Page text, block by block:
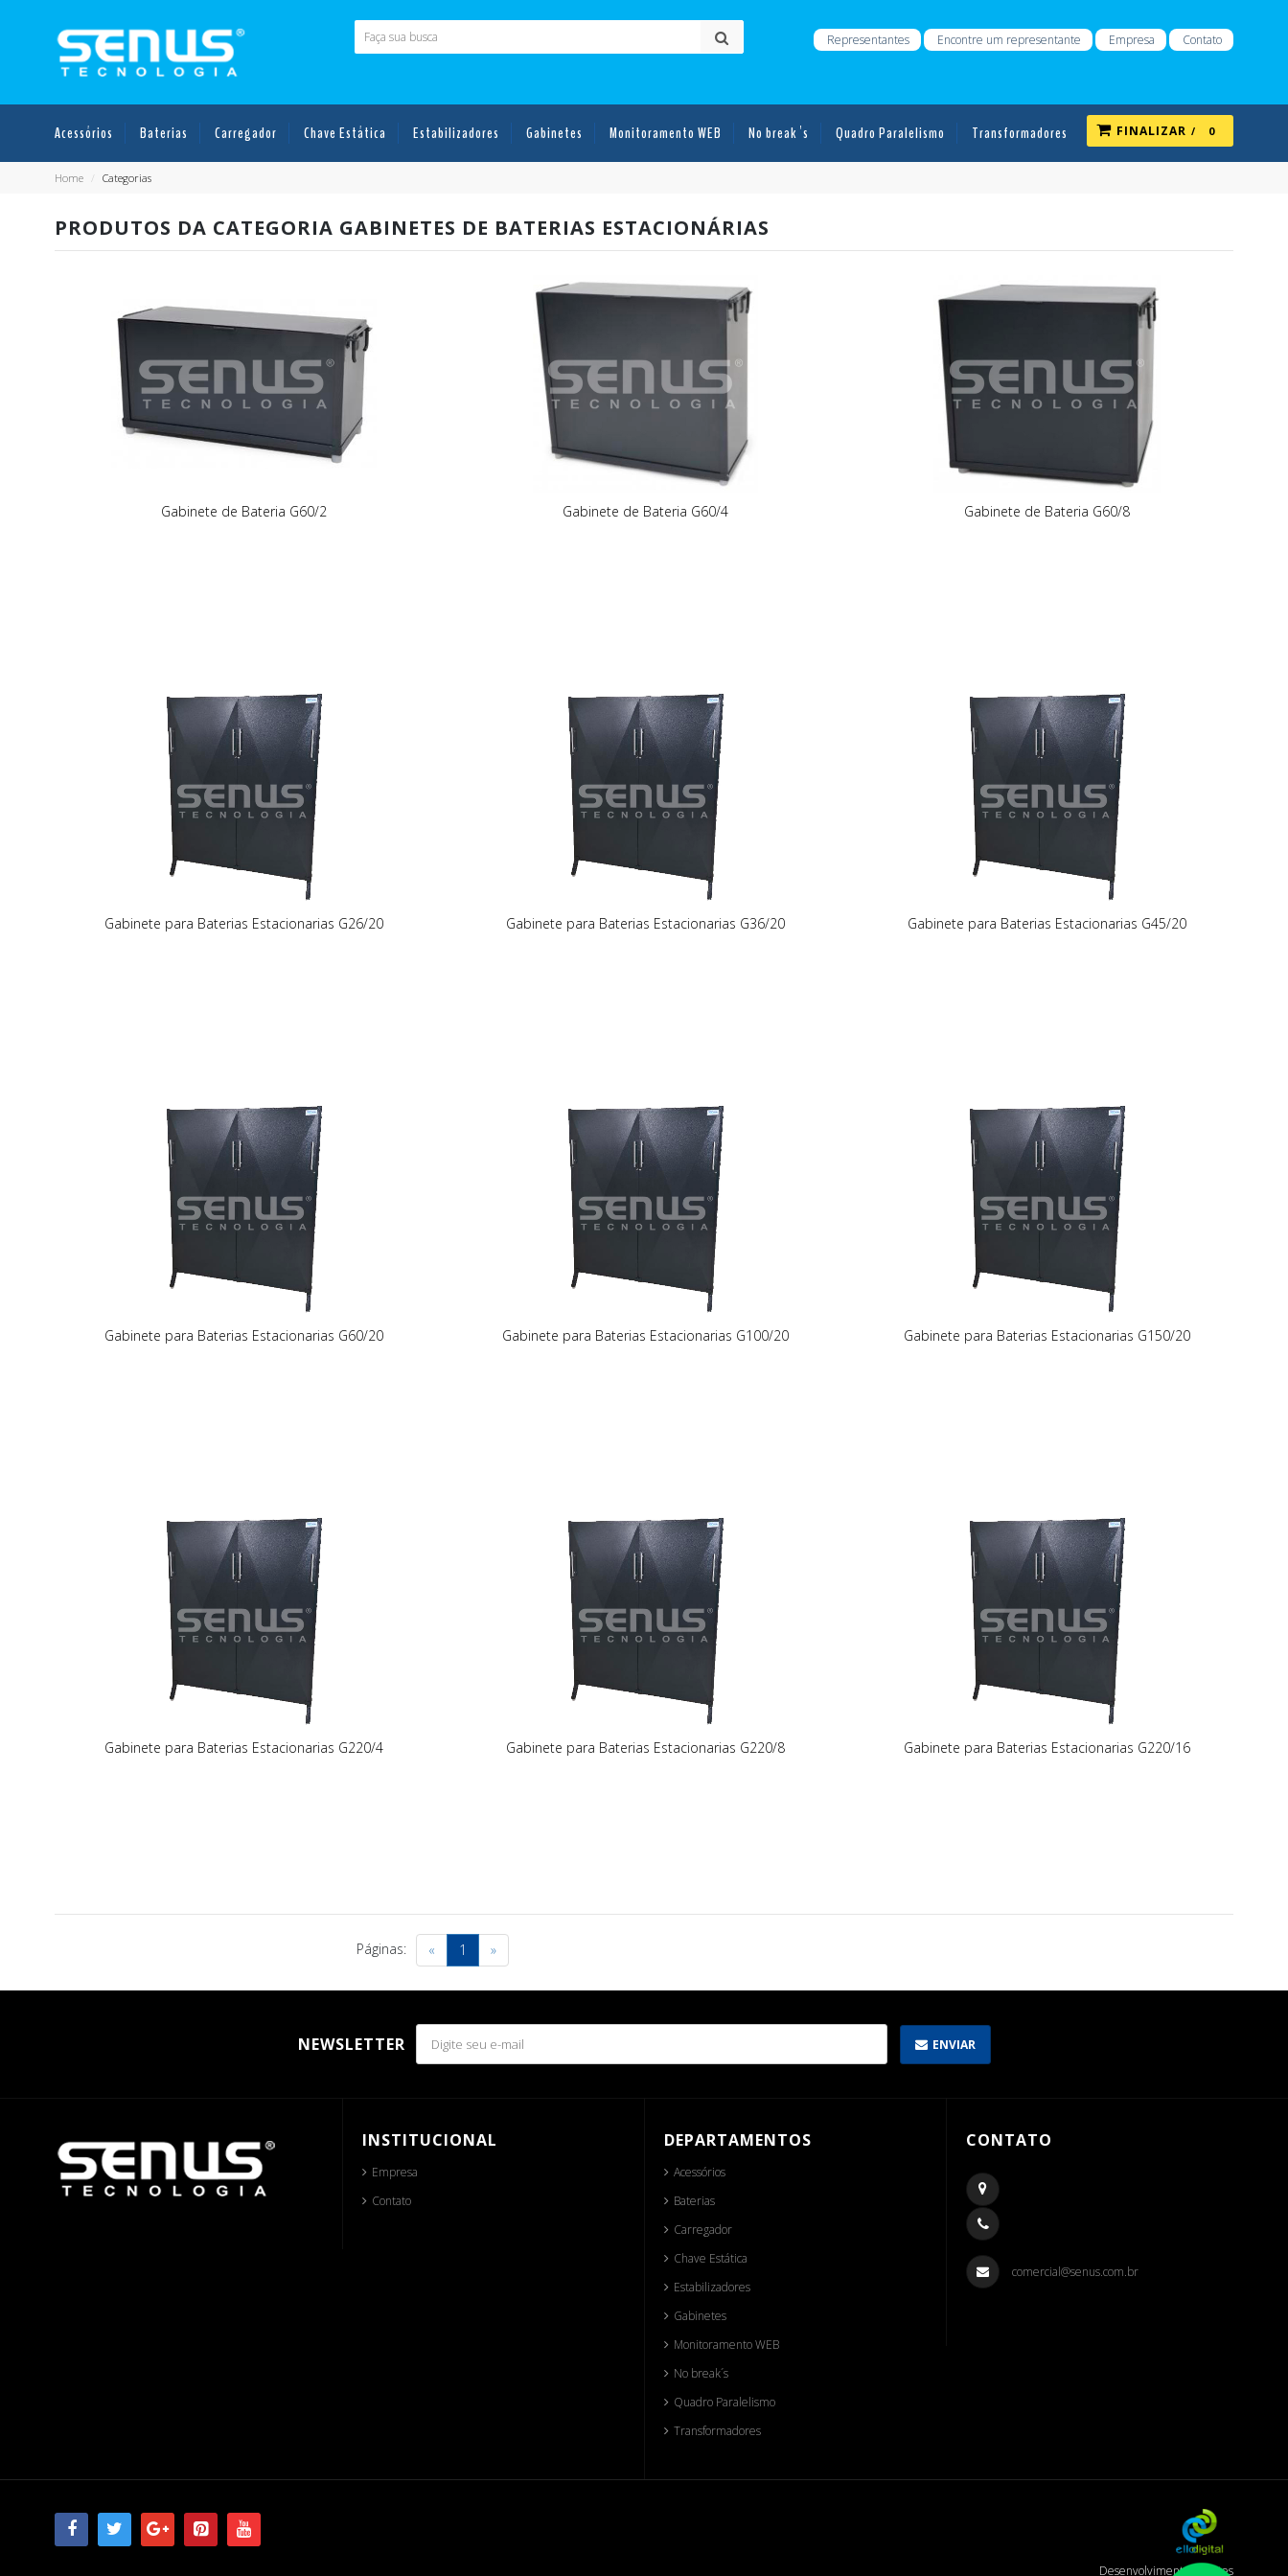
Representantes Encontre um representante Empresa Contato
Acessórios Baterias Carregador Chave Estática Estabilizadores Gabinetes Monitoramento WEB No break´s Quadro Paralelismo Transformadores FINALIZAR 0
Home / Categorias
PRODUTOS DA CATEGORIA GABINETES DE BATERIAS ESTACIONÁRIAS
Gabinete de Bateria G60/2 Gabinete de Bateria G60/4 Gabinete de Bateria G60/8
Gabinete para Baterias Estacionarias G26/20 Gabinete para Baterias Estacionarias G36/20 Gabinete para Baterias Estacionarias G45/20
Gabinete para Baterias Estacionarias G60/20 Gabinete para Baterias Estacionarias G100/20 Gabinete para Baterias Estacionarias G150/20
Gabinete para Baterias Estacionarias G220/4 Gabinete para Baterias Estacionarias G220/8 Gabinete para Baterias Estacionarias G220/16
Páginas: « 1 »
NEWSLETTER ENVIAR
INSTITUCIONAL
Empresa
Contato
DEPARTAMENTOS
Acessórios
Baterias
Carregador
Chave Estática
Estabilizadores
Gabinetes
Monitoramento WEB
No break´s
Quadro Paralelismo
Transformadores
CONTATO
comercial@senus.com.br
Desenvolvimento de Sites